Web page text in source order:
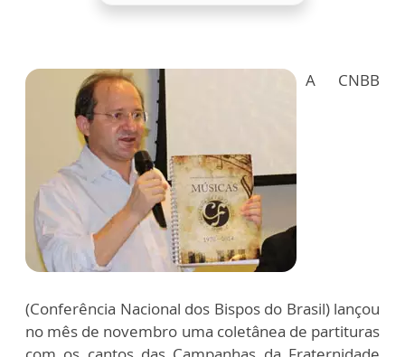
A CNBB
(Conferência Nacional dos Bispos do Brasil) lançou
no mês de novembro uma coletânea de partituras